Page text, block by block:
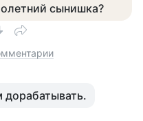
сынишка?
дорабатывать.